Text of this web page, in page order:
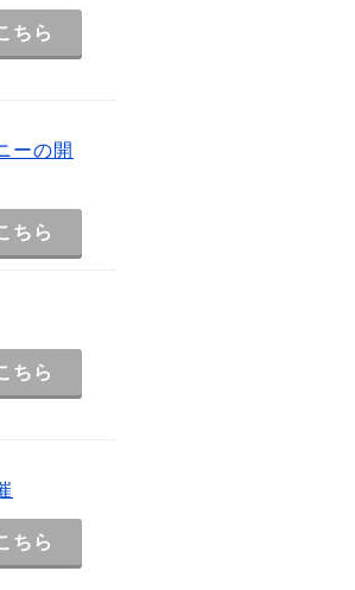
ちら
ーの開
ちら
ちら
ちら